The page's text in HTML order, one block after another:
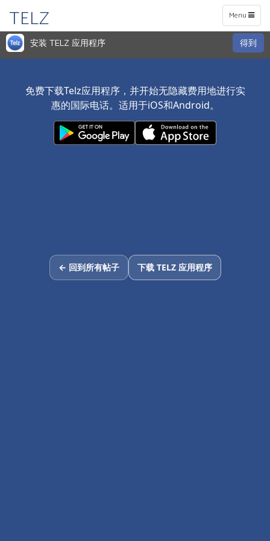
Toggle
navigation
Menu
TELZ
安装 TELZ 应用程序 得到
免费下载Telz应用程序，并开始无隐藏费用地进行实
惠的国际电话。适用于iOS和Android。
← 回到所有帖子 下载 TELZ 应用程序